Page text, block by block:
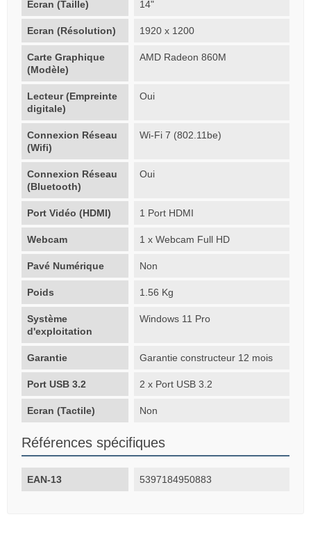
Ecran (Taille) 14"
Ecran (Résolution) 1920 x 1200
Carte Graphique
(Modèle)
AMD Radeon 860M
Lecteur (Empreinte
digitale)
Oui
Connexion Réseau
(Wifi)
Wi-Fi 7 (802.11be)
Connexion Réseau
(Bluetooth)
Oui
Port Vidéo (HDMI) 1 Port HDMI
Webcam 1 x Webcam Full HD
Pavé Numérique Non
Poids 1.56 Kg
Système
d'exploitation
Windows 11 Pro
Garantie Garantie constructeur 12 mois
Port USB 3.2 2 x Port USB 3.2
Ecran (Tactile) Non
Références spécifiques
EAN-13 5397184950883